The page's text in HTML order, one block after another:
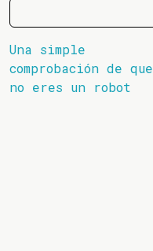
Una simple
comprobación de que
no eres un robot